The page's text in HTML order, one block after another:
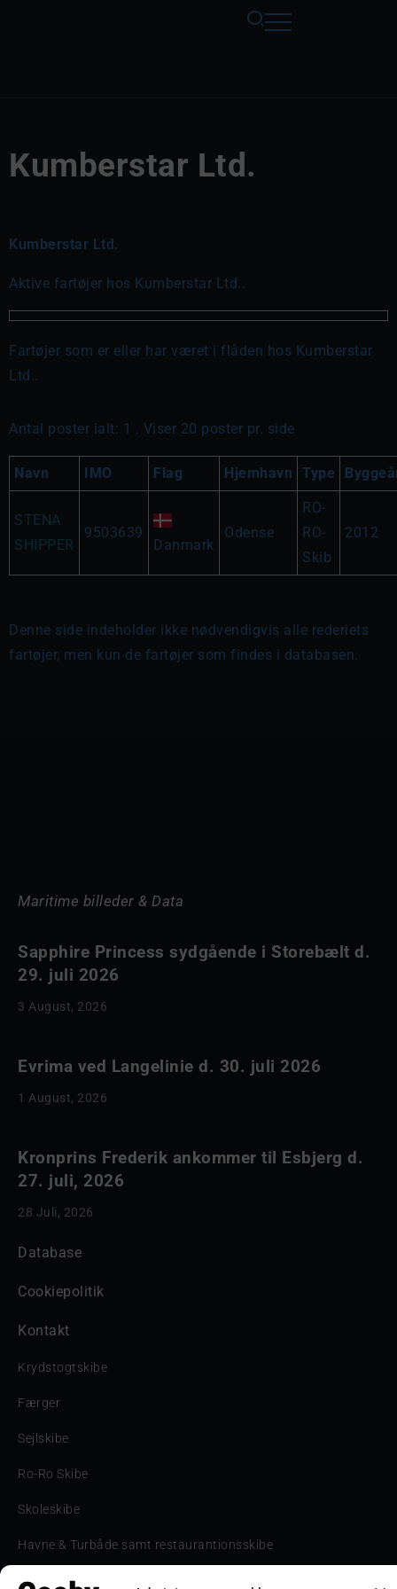
Kumberstar Ltd.
Kumberstar Ltd.
Aktive fartøjer hos Kumberstar Ltd..
Fartøjer som er eller har været i flåden hos Kumberstar
Ltd..
Antal poster ialt: 1 . Viser 20 poster pr. side
Navn IMO Flag Hjemhavn Type
STENA
SHIPPER
9503639
Danmark
Odense
RO-
RO-
Skib
2012
Denne side indeholder ikke nødvendigvis alle rederiets
fartøjer, men kun de fartøjer som findes i databasen.
Maritime billeder & Data
Sapphire Princess sydgående i Storebælt d.
29. juli 2026
3 August, 2026
Evrima ved Langelinie d. 30. juli 2026
1 August, 2026
Kronprins Frederik ankommer til Esbjerg d.
27. juli, 2026
28 Juli, 2026
Database
Cookiepolitik
Kontakt
Krydstogtskibe
Færger
Sejlskibe
Ro-Ro Skibe
Skoleskibe
Havne & Turbåde samt restaurantionsskibe
Havne og Turbåde